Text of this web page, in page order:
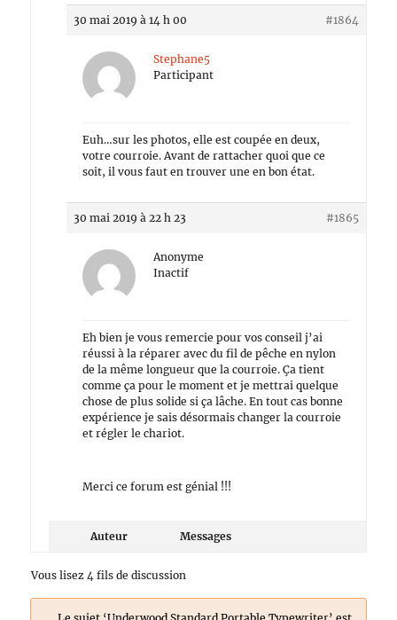
30 mai 2019 à 14 h 00 #1864
Stephane5
Participant
Euh…sur les photos, elle est coupée en deux,
votre courroie. Avant de rattacher quoi que ce
soit, il vous faut en trouver une en bon état.
30 mai 2019 à 22 h 23 #1865
Anonyme
Inactif
Eh bien je vous remercie pour vos conseil j’ai
réussi à la réparer avec du fil de pêche en nylon
de la même longueur que la courroie. Ça tient
comme ça pour le moment et je mettrai quelque
chose de plus solide si ça lâche. En tout cas bonne
expérience je sais désormais changer la courroie
et régler le chariot.
Merci ce forum est génial !!!
Auteur Messages
Vous lisez 4 fils de discussion